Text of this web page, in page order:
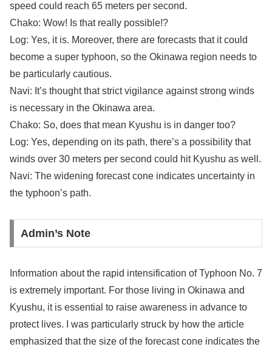
speed could reach 65 meters per second.
Chako: Wow! Is that really possible!?
Log: Yes, it is. Moreover, there are forecasts that it could
become a super typhoon, so the Okinawa region needs to
be particularly cautious.
Navi: It’s thought that strict vigilance against strong winds
is necessary in the Okinawa area.
Chako: So, does that mean Kyushu is in danger too?
Log: Yes, depending on its path, there’s a possibility that
winds over 30 meters per second could hit Kyushu as well.
Navi: The widening forecast cone indicates uncertainty in
the typhoon’s path.
Admin’s Note
Information about the rapid intensification of Typhoon No. 7
is extremely important. For those living in Okinawa and
Kyushu, it is essential to raise awareness in advance to
protect lives. I was particularly struck by how the article
emphasized that the size of the forecast cone indicates the